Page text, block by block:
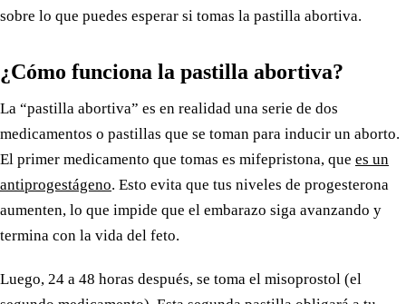
sobre lo que puedes esperar si tomas la pastilla abortiva.
¿Cómo funciona la pastilla abortiva?
La “pastilla abortiva” es en realidad una serie de dos
medicamentos o pastillas que se toman para inducir un aborto.
El primer medicamento que tomas es mifepristona, que es un
antiprogestágeno. Esto evita que tus niveles de progesterona
aumenten, lo que impide que el embarazo siga avanzando y
termina con la vida del feto.
Luego, 24 a 48 horas después, se toma el misoprostol (el